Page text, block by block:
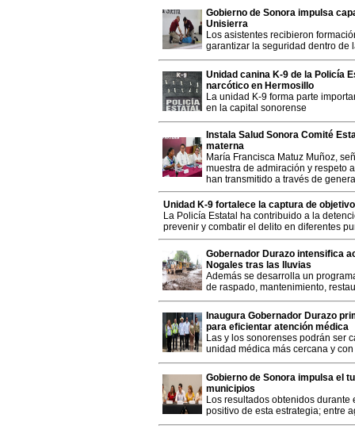
Gobierno de Sonora impulsa
Unisierra
Los asistentes recibieron
garantizar la seguridad dentro de
Unidad canina K-9 de la Policía
narcótico en Hermosillo
La unidad K-9 forma parte
en la capital sonorense
Instala Salud Sonora Comité
materna
María Francisca Matuz Muñoz,
muestra de admiración y respeto
han transmitido a través de
Unidad K-9 fortalece la captura de
La Policía Estatal ha contribuido a la
prevenir y combatir el delito en diferentes
Gobernador Durazo intensifica
Nogales tras las lluvias
Además se desarrolla un
de raspado, mantenimiento,
Inaugura Gobernador Durazo
para eficientar atención médica
Las y los sonorenses podrán ser
unidad médica más cercana y
Gobierno de Sonora impulsa el
municipios
Los resultados obtenidos
positivo de esta estrategia; entre